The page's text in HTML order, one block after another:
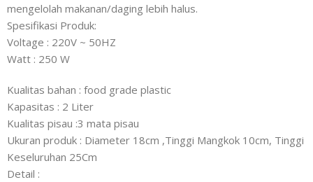
mengelolah makanan/daging lebih halus.
Spesifikasi Produk:
Voltage : 220V ~ 50HZ
Watt : 250 W
Kualitas bahan : food grade plastic
Kapasitas : 2 Liter
Kualitas pisau :3 mata pisau
Ukuran produk : Diameter 18cm ,Tinggi Mangkok 10cm, Tinggi
Keseluruhan 25Cm
Detail :